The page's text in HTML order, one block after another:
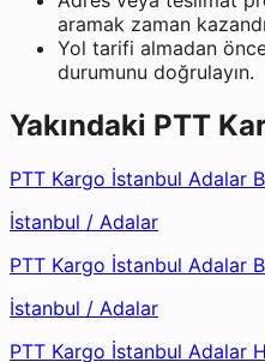
aramak zaman
Yol tarifi almadan
durumunu doğrulayın.
Yakındaki PTT
PTT Kargo İstanbul Adalar
İstanbul / Adalar
PTT Kargo İstanbul Adalar
İstanbul / Adalar
PTT Kargo İstanbul Adalar